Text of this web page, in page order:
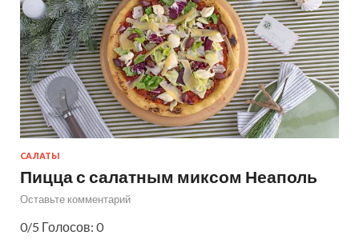
САЛАТЫ
Пицца с салатным миксом Неаполь
Оставьте комментарий
0/5 Голосов: 0